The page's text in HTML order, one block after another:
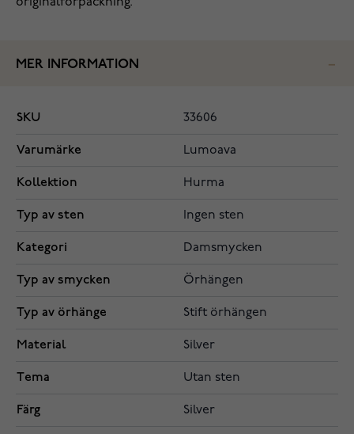
originalförpackning.
MER INFORMATION
SKU 33606
Varumärke Lumoava
Kollektion Hurma
Typ av sten Ingen sten
Kategori Damsmycken
Typ av smycken Örhängen
Typ av örhänge Stift örhängen
Material Silver
Tema Utan sten
Färg Silver